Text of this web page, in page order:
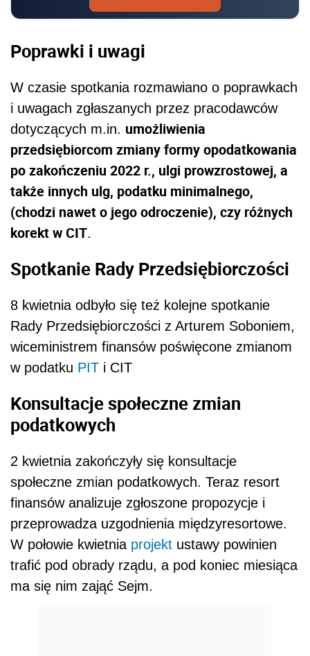
Poprawki i uwagi
W czasie spotkania rozmawiano o poprawkach
i uwagach zgłaszanych przez pracodawców
dotyczących m.in. umożliwienia
przedsiębiorcom zmiany formy opodatkowania
po zakończeniu 2022 r., ulgi prowzrostowej, a
także innych ulg, podatku minimalnego,
(chodzi nawet o jego odroczenie), czy różnych
korekt w CIT.
Spotkanie Rady Przedsiębiorczości
8 kwietnia odbyło się też kolejne spotkanie
Rady Przedsiębiorczości z Arturem Soboniem,
wiceministrem finansów poświęcone zmianom
w podatku PIT i CIT
Konsultacje społeczne zmian
podatkowych
2 kwietnia zakończyły się konsultacje
społeczne zmian podatkowych. Teraz resort
finansów analizuje zgłoszone propozycje i
przeprowadza uzgodnienia międzyresortowe.
W połowie kwietnia projekt ustawy powinien
trafić pod obrady rządu, a pod koniec miesiąca
ma się nim zająć Sejm.